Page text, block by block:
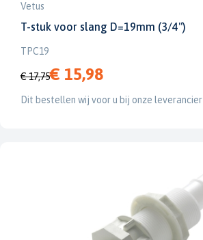
Vetus
T-stuk voor slang D=19mm (3/4")
TPC19
€ 17,75€ 15,98
Dit bestellen wij voor u bij onze leverancier